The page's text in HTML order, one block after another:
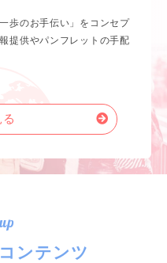
歩のお手伝い」をコンセプ
提供やパンフレットの手配
ンテンツ